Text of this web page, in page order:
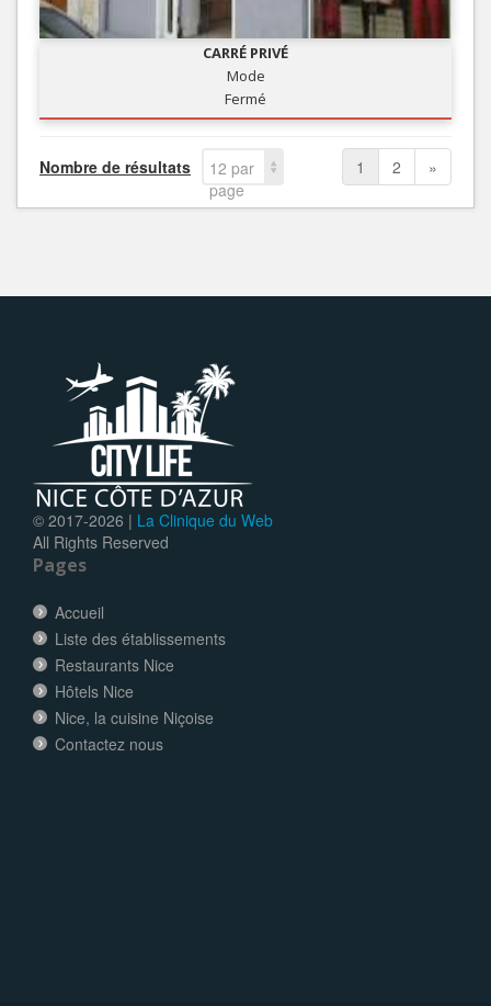
CARRÉ PRIVÉ
Mode
Fermé
Nombre de résultats
12 par
page
1 2 »
© 2017-2026 | La Clinique du Web
All Rights Reserved
Pages
Accueil
Liste des établissements
Restaurants Nice
Hôtels Nice
Nice, la cuisine Niçoise
Contactez nous